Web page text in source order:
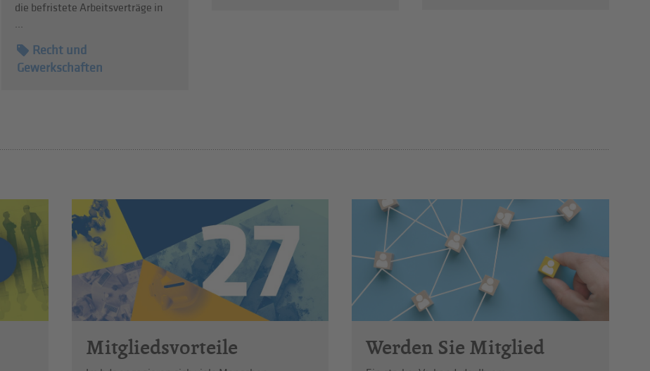
die befristete Arbeitsverträge in
...
Recht und
Gewerkschaften
Mitgliedsvorteile Werden Sie Mitglied